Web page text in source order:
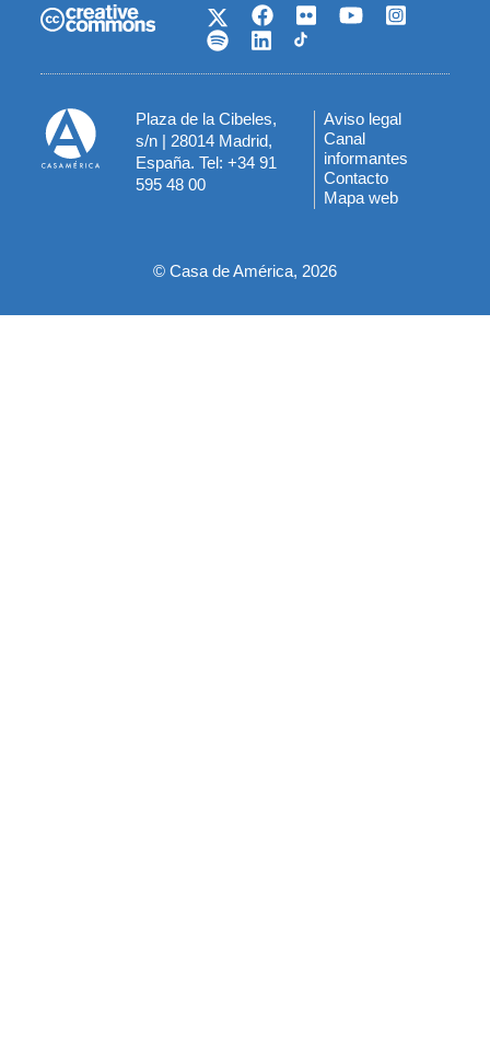
Plaza de la Cibeles,
s/n | 28014 Madrid,
España. Tel: +34 91
595 48 00
Menú
del
pie
Aviso legal
Canal
informantes
Contacto
Mapa web
© Casa de América, 2026